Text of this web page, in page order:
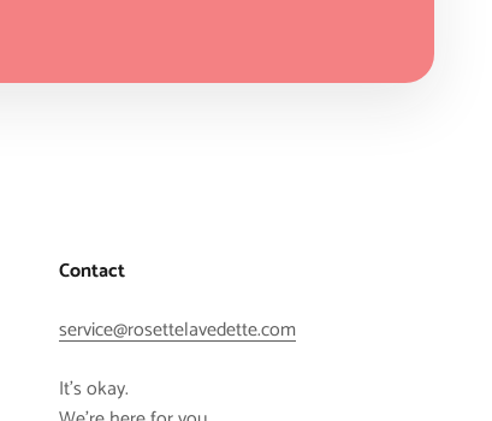
Contact
service@rosettelavedette.com
It's okay.